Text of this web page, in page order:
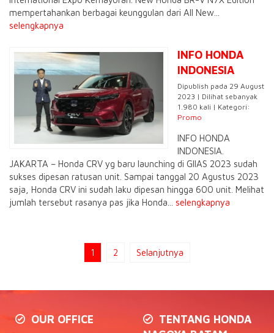
mempertahankan berbagai keunggulan dari All New...
selengkapnya
INFO HONDA
INDONESIA
Dipublish pada 29 August
2023 | Dilihat sebanyak
1.980 kali | Kategori:
Promo
INFO HONDA
INDONESIA.
JAKARTA – Honda CRV yg baru launching di GIIAS 2023 sudah
sukses dipesan ratusan unit. Sampai tanggal 20 Agustus 2023
saja, Honda CRV ini sudah laku dipesan hingga 600 unit. Melihat
jumlah tersebut rasanya pas jika Honda... selengkapnya
1 2 Selanjutnya
OUR OFFICE
TENTANG HONDA